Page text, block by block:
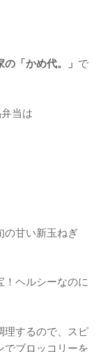
「かめ代。」 で
当は
の甘い新玉ねぎ
！ヘルシーなのに
理するので、スピ
でブロッコリーを